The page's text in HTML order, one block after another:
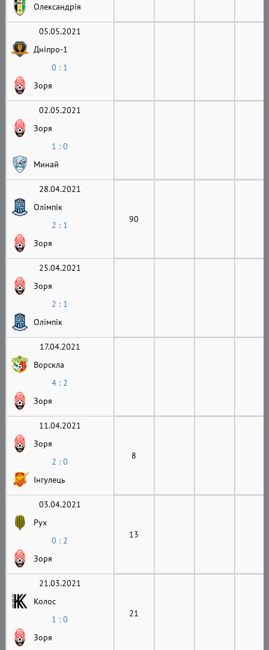
Олександрія
05.05.2021
Дніпро-1
0 : 1
Зоря
02.05.2021
Зоря
1 : 0
Минай
28.04.2021
Олімпік
2 : 1
Зоря
90
25.04.2021
Зоря
2 : 1
Олімпік
17.04.2021
Ворскла
4 : 2
Зоря
11.04.2021
Зоря
2 : 0
Інгулець
8
03.04.2021
Рух
0 : 2
Зоря
13
21.03.2021
Колос
1 : 0
Зоря
21